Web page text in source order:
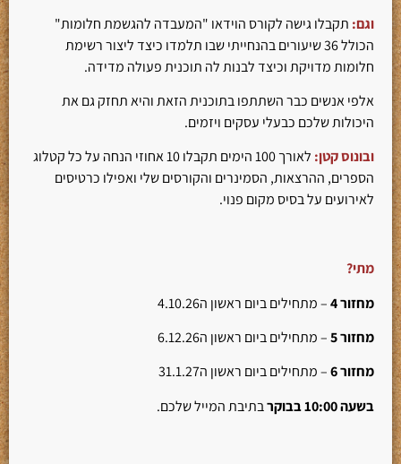
וגם: תקבלו גישה לקורס הוידאו "המעבדה להגשמת חלומות"
הכולל 36 שיעורים בהנחייתי שבו תלמדו כיצד ליצור רשימת
חלומות מדויקת וכיצד לבנות לה תוכנית פעולה מדידה.
אלפי אנשים כבר השתתפו בתוכנית הזאת והיא תחזק גם את
היכולות שלכם כבעלי עסקים ויזמים.
ובונוס קטן:
לאורך 100 הימים תקבלו 10 אחוזי הנחה על כל קטלוג
הספרים, ההרצאות, הסמינרים והקורסים שלי ואפילו כרטיסים
לאירועים על בסיס מקום פנוי.
מתי?
מחזור 4
– מתחילים ביום ראשון ה4.10.26
מחזור 5
– מתחילים ביום ראשון ה6.12.26
מחזור 6
– מתחילים ביום ראשון ה31.1.27
בשעה 10:00
בבוקרבתיבת המייל שלכם.